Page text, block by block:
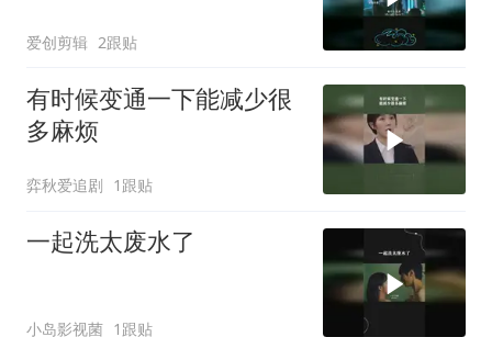
爱创剪辑 2跟贴
有时候变通一下能减少很
多麻烦
弈秋爱追剧 1跟贴
一起洗太废水了
小岛影视菌 1跟贴